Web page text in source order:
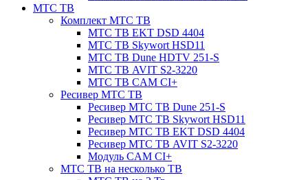
МТС ТВ
Комплект МТС ТВ
МТС ТВ EKT DSD 4404
МТС ТВ Skywort HSD11
МТС ТВ Dune HDTV 251-S
МТС ТВ AVIT S2-3220
МТС ТВ CAM CI+
Ресивер МТС ТВ
Ресивер МТС ТВ Dune 251-S
Ресивер МТС ТВ Skywort HSD11
Ресивер МТС ТВ EKT DSD 4404
Ресивер МТС ТВ AVIT S2-3220
Модуль CAM CI+
МТС ТВ на несколько ТВ